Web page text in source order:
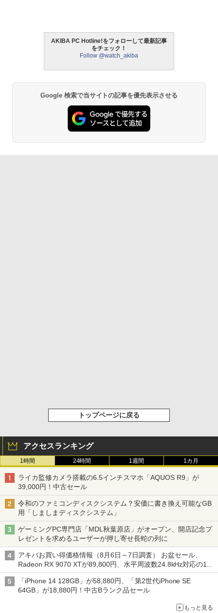
AKIBA PC Hotline!をフォローして最新記事
をチェック！
Follow @watch_akiba
Google 検索で当サイトの記事を優先表示させる
トップページに戻る
アクセスランキング
1時間 24時間 1週間 1カ月
ライカ監修カメラ搭載の6.5インチスマホ「AQUOS R9」が
39,000円！中古セール
令和のファミコンディスクシステム？安価に書き換え可能なGB
用「しましまディスクシステム」
ゲーミングPC専門店「MDL秋葉原店」がオープン、開店記念プ
レゼントを求めるユーザーが押し寄せ長蛇の列に
アキバお買い得価格情報（8月6日～7日調査） お盆セール、
Radeon RX 9070 XTが89,800円、水平周波数24.8kHz対応の17
型モニターが9,801円、暑さ指数連動セール ほか
「iPhone 14 128GB」が58,880円、「第2世代iPhone SE
64GB」が18,880円！中古Bランク品セール
もっと見る